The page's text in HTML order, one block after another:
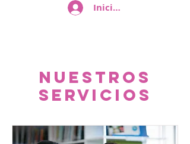
Iniciar sesión
Nuestros
servicios